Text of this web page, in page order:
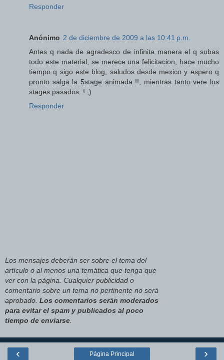
Responder
Anónimo 2 de diciembre de 2009 a las 10:41 p.m.
Antes q nada de agradesco de infinita manera el q subas
todo este material, se merece una felicitacion, hace mucho
tiempo q sigo este blog, saludos desde mexico y espero q
pronto salga la 5stage animada !!, mientras tanto vere los
stages pasados..! ;)
Responder
Los mensajes deberán ser sobre el tema del
artículo o al menos una temática que tenga que
ver con la página. Cualquier publicidad o
comentario sobre un tema no pertinente no será
aprobado. Los comentarios serán moderados
para evitar el spam y publicados al poco
tiempo de enviarse
‹ ›
Página Principal